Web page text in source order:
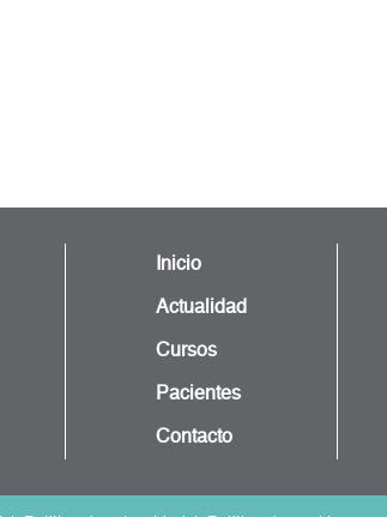
Inicio
Actualidad
Cursos
Pacientes
Contacto